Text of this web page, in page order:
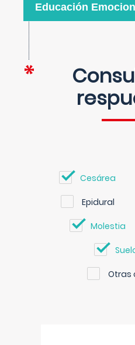
Educación
Cesárea
Epidural
Molestia
Otras